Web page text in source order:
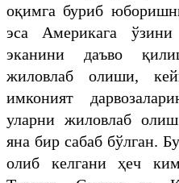
оқимга буриб
эса Америкага
эканини даъво
жиловлаб олиши,
имконият
уларни жиловлаб
яна бир сабаб бўлган.
олиб келгани ҳеч